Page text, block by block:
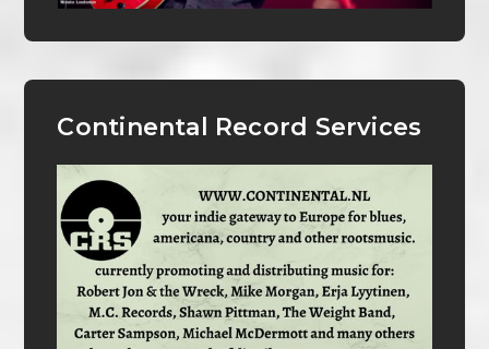
Continental Record Services